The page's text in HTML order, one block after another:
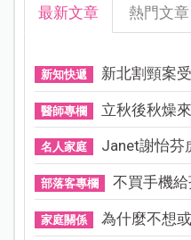
最新文章 熱門文章
新知快遞 新北割頸案
醫師專欄 立秋後秋燥
名人家庭 Janet謝怡芬
部落客專欄 不買手機
家庭關係 為什麼不想